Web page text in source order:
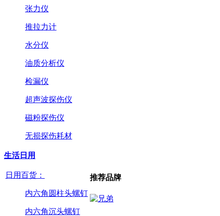
张力仪
推拉力计
水分仪
油质分析仪
检漏仪
超声波探伤仪
磁粉探伤仪
无损探伤耗材
生活日用
日用百货：
内六角圆柱头螺钉
内六角沉头螺钉
推荐品牌